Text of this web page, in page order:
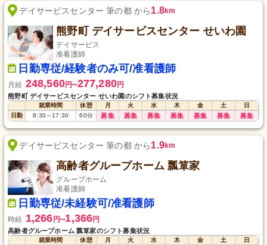
デイサービスセンター 筆の都 から1.8km
熊野町 デイサービスセンター せいわ園
デイサービス
准看護師
日勤専従/経験者のみ可/准看護師
月給 248,560円〜277,280円
熊野町 デイサービスセンター せいわ園のシフト募集状況
就業時間 休憩 月 火 水 木 金 土
日
日勤
8:30～17:30 60分 募集 募集 募集 募集 募集 募集 募集
デイサービスセンター 筆の都 から1.9km
高齢者グループホーム 瓢箪家
グループホーム
准看護師
日勤専従/未経験可/准看護師
時給 1,266 円〜1,366円
高齢者グループホーム 瓢箪家のシフト募集状況
就業時間 休憩 月 火 水 木 金 土
日